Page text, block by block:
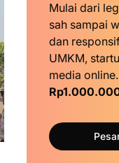
Mulai dari
sah sampai
dan
UMKM,
media